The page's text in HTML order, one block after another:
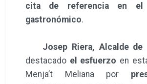
cita de referencia en el
gastronómico.
Josep Riera, Alcalde de
destacado el esfuerzo en
Menja’t Meliana por